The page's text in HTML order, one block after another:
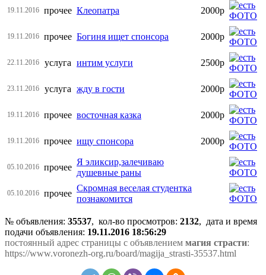
19.11.2016 прочее Клеопатра 2000р
19.11.2016 прочее Богиня ищет спонсора 2000р
22.11.2016 услуга интим услуги 2500р
23.11.2016 услуга жду в гости 2000р
19.11.2016 прочее восточная казка 2000р
19.11.2016 прочее ищу спонсора 2000р
05.10.2016 прочее
Я эликсир,залечиваю
душевные раны
05.10.2016 прочее
Cкромная веселая студентка
познакомится
№ объявления: 35537, кол-во просмотров: 2132, дата и время
подачи объявления: 19.11.2016 18:56:29
постоянный адрес страницы с объявлением магия страсти:
https://www.voronezh-org.ru/board/magija_strasti-35537.html